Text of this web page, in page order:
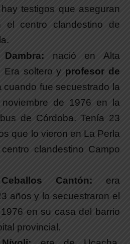
testigos que aseguran
el centro clandestino de
nació en Alta
Era soltero y profesor de
cuando fue secuestrado la
de 1976 en la
de Córdoba. Tenía 23
que lo vieron en La Perla
clandestino Campo
Cantón: era
años y lo secuestraron el
en su casa del barrio
provincial.